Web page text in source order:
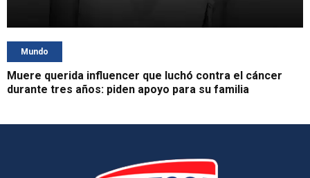
Mundo
Muere querida influencer que luchó contra el cáncer
durante tres años: piden apoyo para su familia